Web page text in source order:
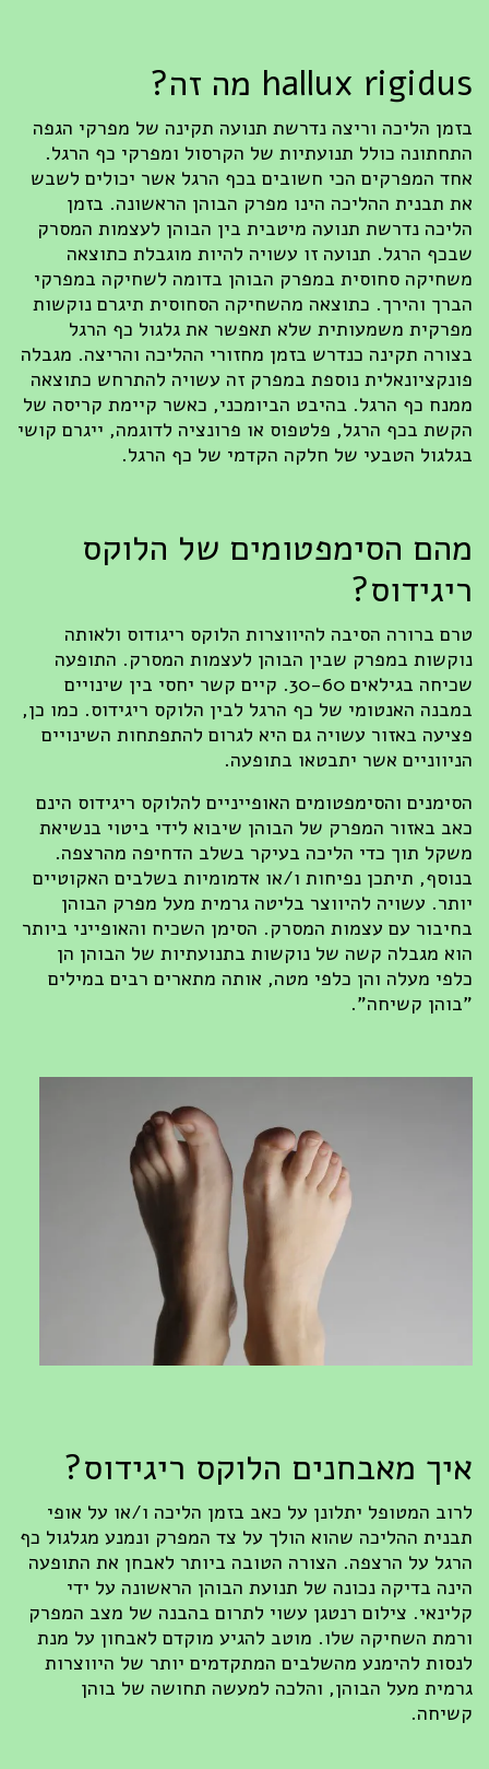
hallux rigidus מה זה?
בזמן הליכה וריצה נדרשת תנועה תקינה של מפרקי הגפה
התחתונה כולל תנועתיות של הקרסול ומפרקי כף הרגל.
אחד המפרקים הכי חשובים בכף הרגל אשר יכולים לשבש
את תבנית ההליכה הינו מפרק הבוהן הראשונה. בזמן
הליכה נדרשת תנועה מיטבית בין הבוהן לעצמות המסרק
שבכף הרגל. תנועה זו עשויה להיות מוגבלת כתוצאה
משחיקה סחוסית במפרק הבוהן בדומה לשחיקה במפרקי
הברך והירך. כתוצאה מהשחיקה הסחוסית תיגרם נוקשות
מפרקית משמעותית שלא תאפשר את גלגול כף הרגל
בצורה תקינה כנדרש בזמן מחזורי ההליכה והריצה. מגבלה
פונקציונאלית נוספת במפרק זה עשויה להתרחש כתוצאה
ממנח כף הרגל. בהיבט הביומכני, כאשר קיימת קריסה של
הקשת בכף הרגל, פלטפוס או פרונציה לדוגמה, ייגרם קושי
בגלגול הטבעי של חלקה הקדמי של כף הרגל.
מהם הסימפטומים של הלוקס
ריגידוס?
טרם ברורה הסיבה להיווצרות הלוקס ריגודוס ולאותה
נוקשות במפרק שבין הבוהן לעצמות המסרק. התופעה
שכיחה בגילאים 30-60. קיים קשר יחסי בין שינויים
במבנה האנטומי של כף הרגל לבין הלוקס ריגידוס. כמו כן,
פציעה באזור עשויה גם היא לגרום להתפתחות השינויים
הניווניים אשר יתבטאו בתופעה.
הסימנים והסימפטומים האופייניים להלוקס ריגידוס הינם
כאב באזור המפרק של הבוהן שיבוא לידי ביטוי בנשיאת
משקל תוך כדי הליכה בעיקר בשלב הדחיפה מהרצפה.
בנוסף, תיתכן נפיחות ו/או אדמומיות בשלבים האקוטיים
יותר. עשויה להיווצר בליטה גרמית מעל מפרק הבוהן
בחיבור עם עצמות המסרק. הסימן השכיח והאופייני ביותר
הוא מגבלה קשה של נוקשות בתנועתיות של הבוהן הן
כלפי מעלה והן כלפי מטה, אותה מתארים רבים במילים
"בוהן קשיחה".
איך מאבחנים הלוקס ריגידוס?
לרוב המטופל יתלונן על כאב בזמן הליכה ו/או על אופי
תבנית ההליכה שהוא הולך על צד המפרק ונמנע מגלגול כף
הרגל על הרצפה. הצורה הטובה ביותר לאבחן את התופעה
הינה בדיקה נכונה של תנועת הבוהן הראשונה על ידי
קלינאי. צילום רנטגן עשוי לתרום בהבנה של מצב המפרק
ורמת השחיקה שלו. מוטב להגיע מוקדם לאבחון על מנת
לנסות להימנע מהשלבים המתקדמים יותר של היווצרות
גרמית מעל הבוהן, והלכה למעשה תחושה של בוהן
קשיחה.